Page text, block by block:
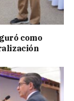
como